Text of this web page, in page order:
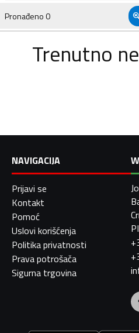
Pronađeno0
Trenutno
NAVIGACIJA
Prijavi se
Kontakt
Pomoć
Uslovi korišćenja
Politika privatnosti
Prava potrošača
Sigurna trgovina